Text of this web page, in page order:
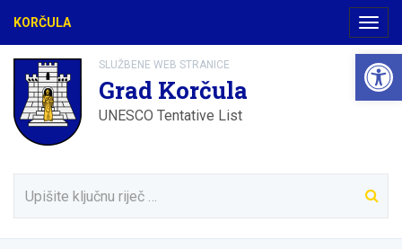
KORČULA
SLUŽBENE WEB STRANICE
Grad Korčula
UNESCO Tentative List